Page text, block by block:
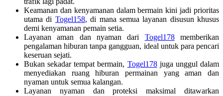
Keamanan dan kenyamanan dalam bermain kini jadi prioritas
utama di Togel158, di mana semua layanan disusun khusus
demi kenyamanan pemain setia.
Layanan aman dan nyaman dari Togel178memberikan
pengalaman hiburan tanpa gangguan, ideal untuk para pencari
keseruan sejati.
Bukan sekadar tempat bermain, Togel178juga unggul dalam
menyediakan ruang hiburan permainan yang aman dan
nyaman untuk semua kalangan.
Layanan nyaman dan proteksi maksimal ditawarkan